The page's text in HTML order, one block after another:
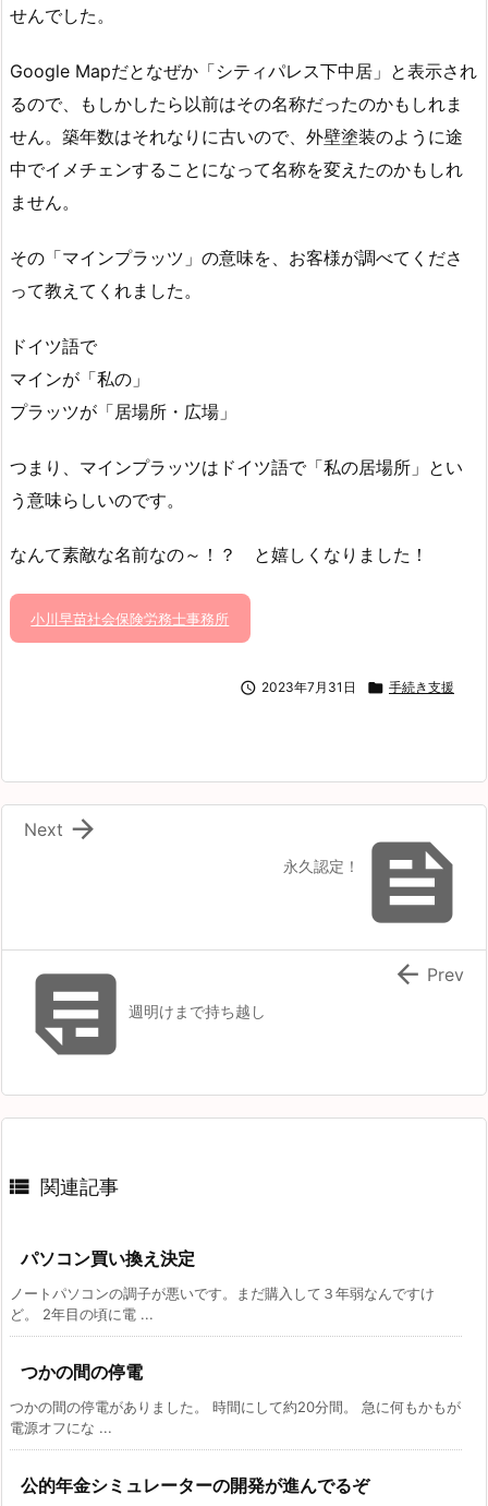
せんでした。
Google Mapだとなぜか「シティパレス下中居」と表示され
るので、もしかしたら以前はその名称だったのかもしれま
せん。築年数はそれなりに古いので、外壁塗装のように途
中でイメチェンすることになって名称を変えたのかもしれ
ません。
その「マインプラッツ」の意味を、お客様が調べてくださ
って教えてくれました。
ドイツ語で
マインが「私の」
プラッツが「居場所・広場」
つまり、マインプラッツはドイツ語で「私の居場所」とい
う意味らしいのです。
なんて素敵な名前なの～！？ と嬉しくなりました！
小川早苗社会保険労務士事務所
 2023年7月31日  手続き支援

永久認定！

Next
週明けまで持ち越し
 Prev
 関連記事
パソコン買い換え決定
ノートパソコンの調子が悪いです。まだ購入して３年弱なんですけ
ど。 2年目の頃に電 ...
つかの間の停電
つかの間の停電がありました。 時間にして約20分間。 急に何もかもが
電源オフにな ...
公的年金シミュレーターの開発が進んでるぞ